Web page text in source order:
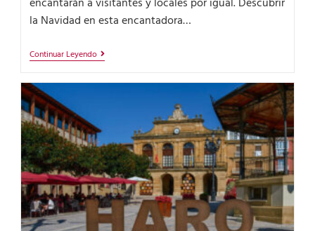
la Navidad en esta encantadora…
Continuar Leyendo